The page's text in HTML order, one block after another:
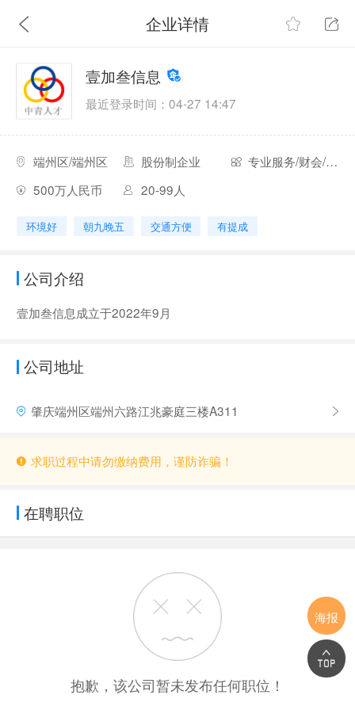
企业详情
壹加叁信息
最近登录时间：04-27 14:47
端州区/端州区 股份制企业
专业服务/财会/法律
500万人民币
20-99人
环境好 朝九晚五 交通方便 有提成
公司介绍
壹加叁信息成立于2022年9月
公司地址
肇庆端州区端州六路江兆豪庭三楼A311
求职过程中请勿缴纳费用，谨防诈骗！
在聘职位
抱歉，该公司暂未发布任何职位！
海报